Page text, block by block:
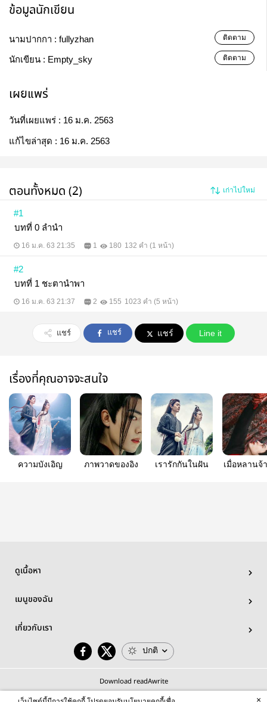
ข้อมูลนักเขียน
นามปากกา : fullyzhan ติดตาม
นักเขียน : Empty_sky ติดตาม
เผยแพร่
วันที่เผยแพร่ : 16 ม.ค. 2563
แก้ไขล่าสุด : 16 ม.ค. 2563
ตอนทั้งหมด (2) เก่าไปใหม่
#1
บทที่ 0 ลำนำ
16 ม.ค. 63 21:35 1 180 132 คำ (1 หน้า)
#2
บทที่ 1 ชะตานำพา
16 ม.ค. 63 21:37 2 155 1023 คำ (5 หน้า)
แชร์ แชร์ แชร์ Line it
เรื่องที่คุณอาจจะสนใจ
ความบังเอิญ ภาพวาดของอิง เรารักกันในฝัน
เมื่อหลานจ้
ดูเนื้อหา
เมนูของฉัน
เกี่ยวกับเรา
ปกติ
Download readAwrite
×